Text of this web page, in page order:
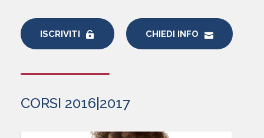
ISCRIVITI CHIEDI INFO
CORSI 2016|2017